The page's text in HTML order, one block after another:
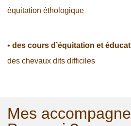
équitation éthologique
• des cours d’équitation et
des chevaux dits difficiles
Mes